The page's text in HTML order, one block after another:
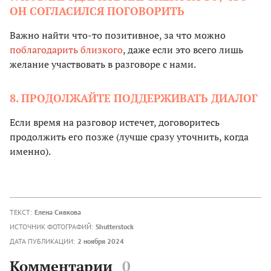
ОН СОГЛАСИЛСЯ ПОГОВОРИТЬ
Важно найти что-то позитивное, за что можно
поблагодарить близкого, даже если это всего лишь
желание участвовать в разговоре с нами.
8. ПРОДОЛЖАЙТЕ ПОДДЕРЖИВАТЬ ДИАЛОГ
Если время на разговор истечет, договоритесь
продолжить его позже (лучше сразу уточнить, когда
именно).
ТЕКСТ: Елена Сивкова
ИСТОЧНИК ФОТОГРАФИЙ: Shutterstock
ДАТА ПУБЛИКАЦИИ: 2 ноября 2024
Комментарии 0